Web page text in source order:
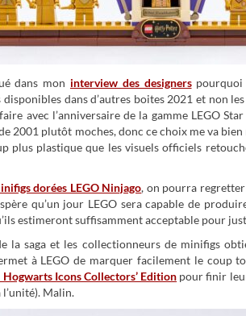
dans mon interview des designerspourquoi
dans d’autres boites 2021 et non
avec l’anniversaire de la gamme LEGO
2001 plutôt moches, donc ce choix me va
plus plastique que les visuels officiels
dorées LEGO Ninjago, on pourra
qu’un jour LEGO sera capable de
estimeront suffisamment acceptable pour
la saga et les collectionneurs de minifigs
à LEGO de marquer facilement le coup
Icons Collectors’ Edition pour finir
Malin.